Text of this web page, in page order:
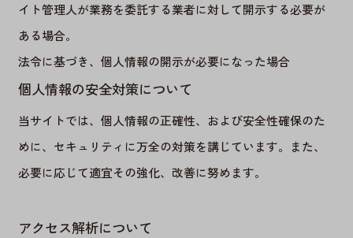
イト管理人が業務を委託する業者に対して開示する必要が
ある場合。
法令に基づき、個人情報の開示が必要になった場合
個人情報の安全対策について
当サイトでは、個人情報の正確性、および安全性確保のた
めに、セキュリティに万全の対策を講じています。また、
必要に応じて適宜その強化、改善に努めます。
アクセス解析について